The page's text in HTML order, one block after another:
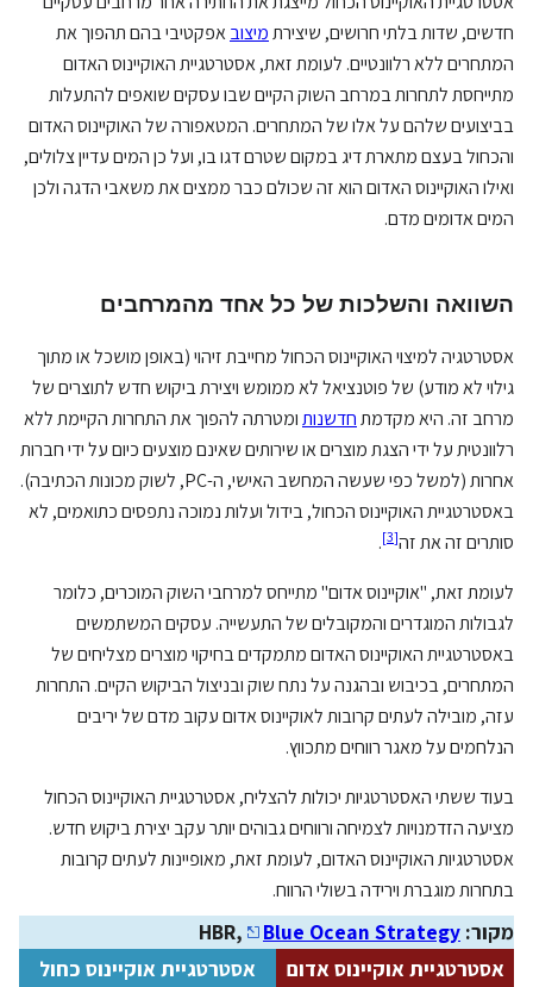
חדשים, שדות בלתי חרושים, שיצירתמיצובאפקטיבי בהם תהפוך את
המתחרים ללא רלוונטיים. לעומת זאת, אסטרטגיית האוקיינוס האדום
מתייחסת לתחרות במרחב השוק הקיים שבו עסקים שואפים להתעלות
בביצועים שלהם על אלו של המתחרים. המטאפורה של האוקיינוס האדום
והכחול בעצם מתארת דיג במקום שטרם דגו בו, ועל כן המים עדיין צלולים,
ואילו האוקיינוס האדום הוא זה שכולם כבר ממצים את משאבי הדגה ולכן
המים אדומים מדם.
השוואה והשלכות של כל אחד מהמרחבים
אסטרטגיה למיצוי האוקיינוס הכחול מחייבת זיהוי (באופן מושכל או מתוך
גילוי לא מודע) של פוטנציאל לא ממומש ויצירת ביקוש חדש לתוצרים של
מרחב זה. היא מקדמתחדשנותומטרתה להפוך את התחרות הקיימת ללא
רלוונטית על ידי הצגת מוצרים או שירותים שאינם מוצעים כיום על ידי חברות
אחרות (למשל כפי שעשה המחשב האישי, ה-PC, לשוק מכונות הכתיבה).
באסטרטגיית האוקיינוס הכחול, בידול ועלות נמוכה נתפסים כתואמים, לא
סותרים זה את זה[
3
]
.
לעומת זאת, "אוקיינוס אדום" מתייחס למרחבי השוק המוכרים, כלומר
לגבולות המוגדרים והמקובלים של התעשייה. עסקים המשתמשים
באסטרטגיית האוקיינוס האדום מתמקדים בחיקוי מוצרים מצליחים של
המתחרים, בכיבוש ובהגנה על נתח שוק ובניצול הביקוש הקיים. התחרות
עזה, מובילה לעתים קרובות לאוקיינוס אדום עקוב מדם של יריבים
הנלחמים על מאגר רווחים מתכווץ.
בעוד ששתי האסטרטגיות יכולות להצליח, אסטרטגיית האוקיינוס הכחול
מציעה הזדמנויות לצמיחה ורווחים גבוהים יותר עקב יצירת ביקוש חדש.
אסטרטגיות האוקיינוס האדום, לעומת זאת, מאופיינות לעתים קרובות
בתחרות מוגברת וירידה בשולי הרווח.
מקור: HBR, Blue Ocean Strategy
אסטרטגיית אוקיינוס אדום
אסטרטגיית אוקיינוס כחול